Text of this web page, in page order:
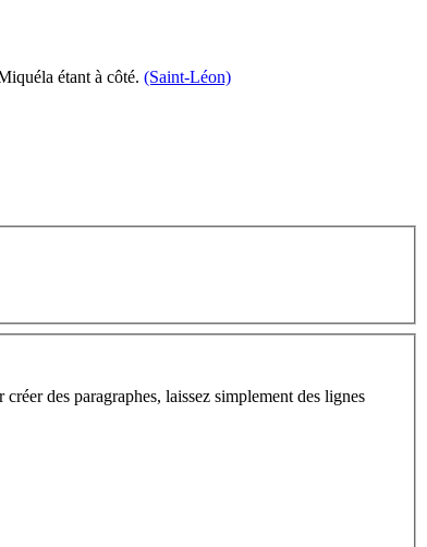
étant à côté. (Saint-Léon)
créer des paragraphes, laissez simplement des lignes